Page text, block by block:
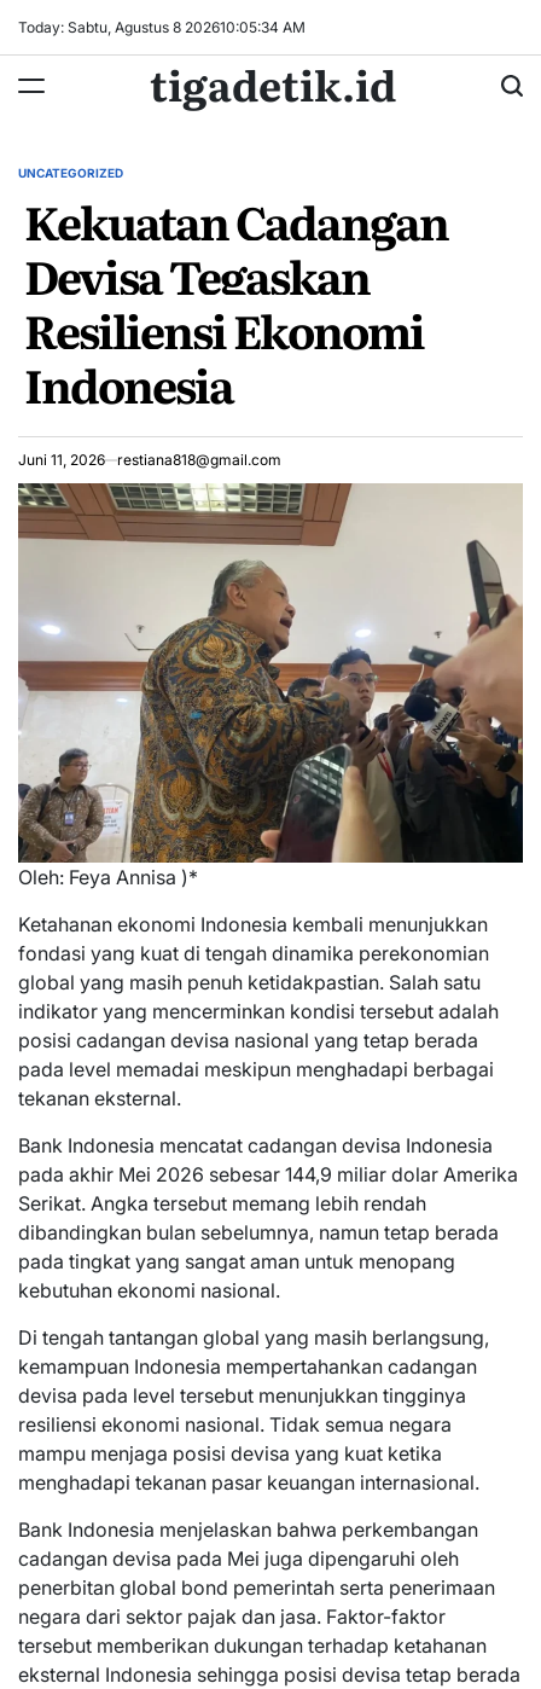
Today: Sabtu, Agustus 8 202610:05:34 AM
tigadetik.id
POSTED
UNCATEGORIZED
Kekuatan Cadangan
Devisa Tegaskan
Resiliensi Ekonomi
Indonesia
Juni 11, 2026 restiana818@gmail.com
Oleh: Feya Annisa )*
Ketahanan ekonomi Indonesia kembali menunjukkan
fondasi yang kuat di tengah dinamika perekonomian
global yang masih penuh ketidakpastian. Salah satu
indikator yang mencerminkan kondisi tersebut adalah
posisi cadangan devisa nasional yang tetap berada
pada level memadai meskipun menghadapi berbagai
tekanan eksternal.
Bank Indonesia mencatat cadangan devisa Indonesia
pada akhir Mei 2026 sebesar 144,9 miliar dolar Amerika
Serikat. Angka tersebut memang lebih rendah
dibandingkan bulan sebelumnya, namun tetap berada
pada tingkat yang sangat aman untuk menopang
kebutuhan ekonomi nasional.
Di tengah tantangan global yang masih berlangsung,
kemampuan Indonesia mempertahankan cadangan
devisa pada level tersebut menunjukkan tingginya
resiliensi ekonomi nasional. Tidak semua negara
mampu menjaga posisi devisa yang kuat ketika
menghadapi tekanan pasar keuangan internasional.
Bank Indonesia menjelaskan bahwa perkembangan
cadangan devisa pada Mei juga dipengaruhi oleh
penerbitan global bond pemerintah serta penerimaan
negara dari sektor pajak dan jasa. Faktor-faktor
tersebut memberikan dukungan terhadap ketahanan
eksternal Indonesia sehingga posisi devisa tetap berada